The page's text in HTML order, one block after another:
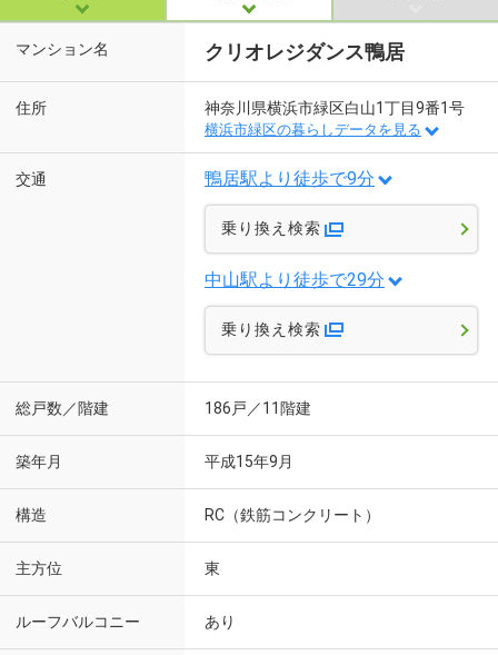
マンション名 クリオレジダンス鴨居
住所 神奈川県横浜市緑区白山1丁目9番1号
横浜市緑区の暮らしデータを見る
交通 鴨居駅より徒歩で9分
乗り換え検索
中山駅より徒歩で29分
乗り換え検索
総戸数／階建 186戸／11階建
築年月 平成15年9月
構造 RC（鉄筋コンクリート）
主方位 東
ルーフバルコニー あり